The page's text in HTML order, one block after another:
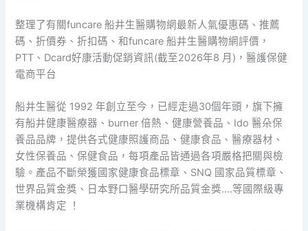
整理了有關funcare 船井生醫購物網最新人氣優惠碼、推薦
碼、折價券、折扣碼、和funcare 船井生醫購物網評價，
PTT、Dcard好康活動促銷資訊(截至2026年8 月)，醫護保健
電商平台
船井生醫從 1992 年創立至今，已經走過30個年頭，旗下擁
有船井健康醫療器、burner 倍熱、健康營養品、Ido 醫朵保
養品品牌，提供各式健康照護商品、健康食品、醫療器材、
女性保養品、保健食品，每項產品皆通過各項嚴格把關與檢
驗。產品不斷榮獲國家健康食品標章、SNQ 國家品質標章、
世界品質金獎、日本野口醫學研究所品質金獎....等國際級專
業機構肯定 ！